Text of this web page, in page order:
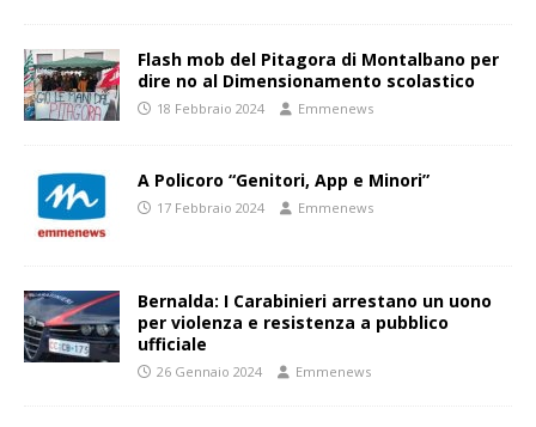
Flash mob del Pitagora di Montalbano per
dire no al Dimensionamento scolastico
18 Febbraio 2024 Emmenews
A Policoro “Genitori, App e Minori”
17 Febbraio 2024 Emmenews
Bernalda: I Carabinieri arrestano un uono
per violenza e resistenza a pubblico
ufficiale
26 Gennaio 2024 Emmenews